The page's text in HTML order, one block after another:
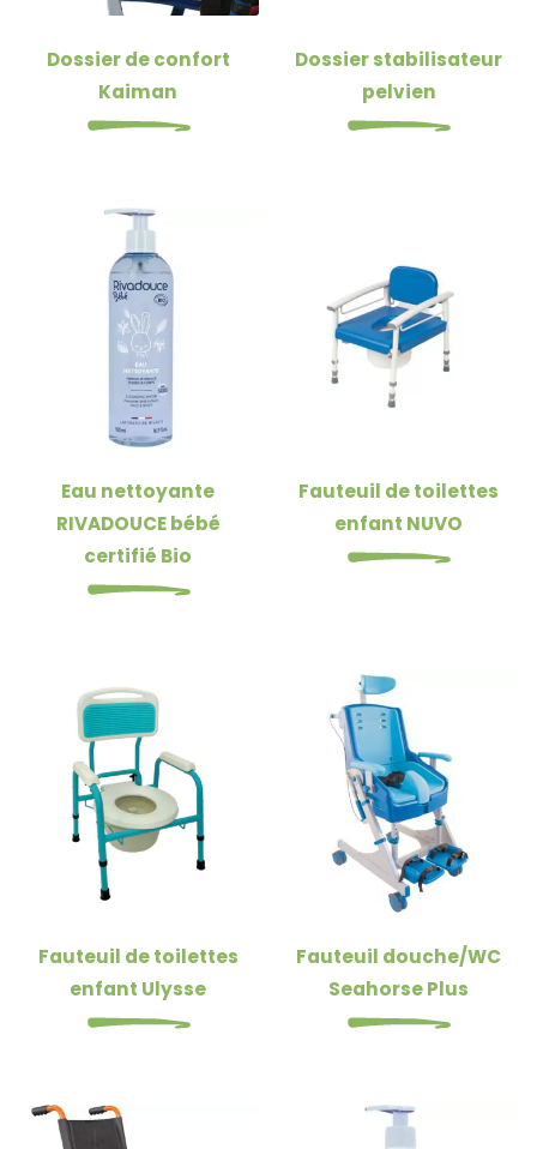
Dossier de confort
Kaiman
Dossier stabilisateur
pelvien
Eau nettoyante
RIVADOUCE bébé
certifié Bio
Fauteuil de toilettes
enfant NUVO
Fauteuil de toilettes
enfant Ulysse
Fauteuil douche/WC
Seahorse Plus